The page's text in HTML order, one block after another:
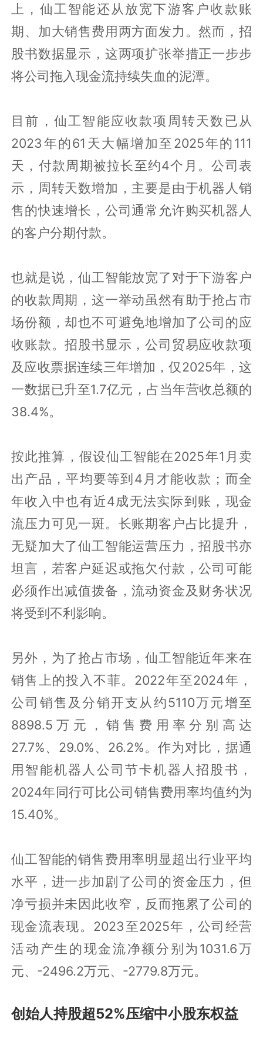
上，仙工智能还从放宽下游客户收款账
期、加大销售费用两方面发力。然而，招
股书数据显示，这两项扩张举措正一步步
将公司拖入现金流持续失血的泥潭。
目前，仙工智能应收款项周转天数已从
2023年的61天大幅增加至2025年的111
天，付款周期被拉长至约4个月。公司表
示，周转天数增加，主要是由于机器人销
售的快速增长，公司通常允许购买机器人
的客户分期付款。
也就是说，仙工智能放宽了对于下游客户
的收款周期，这一举动虽然有助于抢占市
场份额，却也不可避免地增加了公司的应
收账款。招股书显示，公司贸易应收款项
及应收票据连续三年增加，仅2025年，这
一数据已升至1.7亿元，占当年营收总额的
38.4%。
按此推算，假设仙工智能在2025年1月卖
出产品，平均要等到4月才能收款；而全
年收入中也有近4成无法实际到账，现金
流压力可见一斑。长账期客户占比提升，
无疑加大了仙工智能运营压力，招股书亦
坦言，若客户延迟或拖欠付款，公司可能
必须作出减值拨备，流动资金及财务状况
将受到不利影响。
另外，为了抢占市场，仙工智能近年来在
销售上的投入不菲。2022年至2024年，
公司销售及分销开支从约5110万元增至
8898.5万元，销售费用率分别高达
27.7%、29.0%、26.2%。作为对比，据通
用智能机器人公司节卡机器人招股书，
2024年同行可比公司销售费用率均值约为
15.40%。
仙工智能的销售费用率明显超出行业平均
水平，进一步加剧了公司的资金压力，但
净亏损并未因此收窄，反而拖累了公司的
现金流表现。2023至2025年，公司经营
活动产生的现金流净额分别为1031.6万
元、-2496.2万元、-2779.8万元。
创始人持股超52%压缩中小股东权益